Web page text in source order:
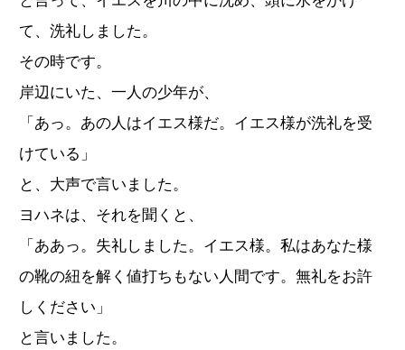
て、洗礼しました。
その時です。
岸辺にいた、一人の少年が、
「あっ。あの人はイエス様だ。イエス様が洗礼を受
けている」
と、大声で言いました。
ヨハネは、それを聞くと、
「ああっ。失礼しました。イエス様。私はあなた様
の靴の紐を解く値打ちもない人間です。無礼をお許
しください」
と言いました。